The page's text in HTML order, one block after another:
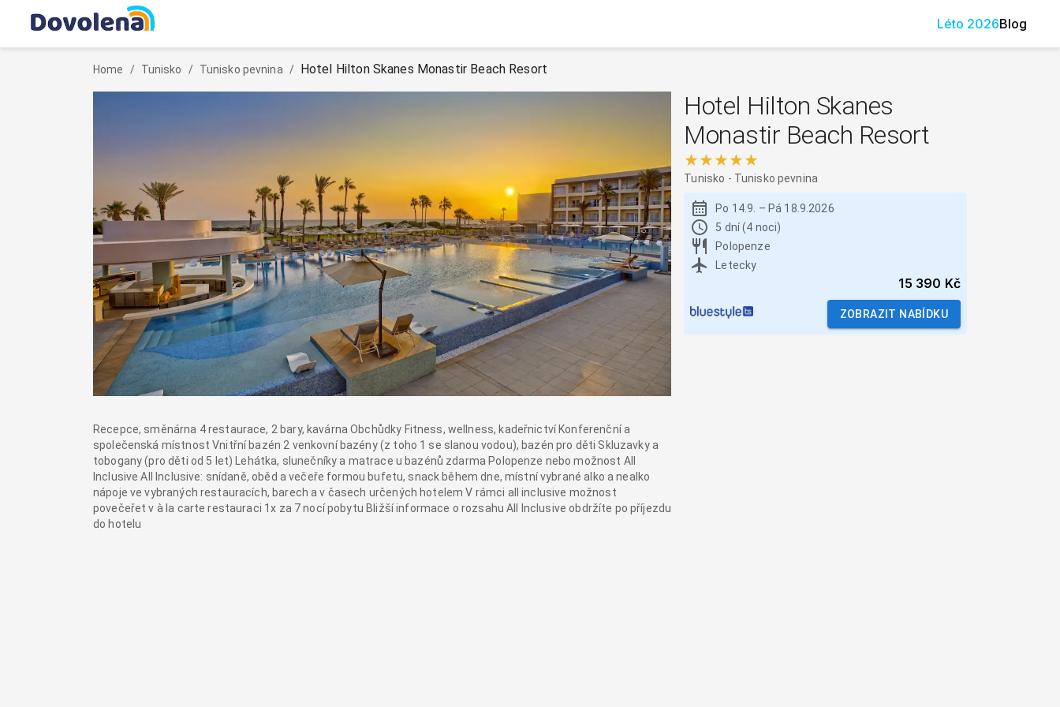
Léto 2026Blog
Home / Tunisko / Tunisko pevnina / Hotel Hilton Skanes Monastir Beach Resort
Recepce, směnárna 4 restaurace, 2 bary, kavárna Obchůdky Fitness, wellness, kadeřnictví Konferenční a
společenská místnost Vnitřní bazén 2 venkovní bazény (z toho 1 se slanou vodou), bazén pro děti Skluzavky a
tobogany (pro děti od 5 let) Lehátka, slunečníky a matrace u bazénů zdarma Polopenze nebo možnost All
Inclusive All Inclusive: snídaně, oběd a večeře formou bufetu, snack během dne, místní vybrané alko a nealko
nápoje ve vybraných restauracích, barech a v časech určených hotelem V rámci all inclusive možnost
povečeřet v à la carte restauraci 1x za 7 nocí pobytu Bližší informace o rozsahu All Inclusive obdržíte po příjezdu
do hotelu
Hotel Hilton Skanes
Monastir Beach Resort
★★★★★
Tunisko - Tunisko pevnina
Po 14.9. – Pá 18.9.2026
5 dní (4 noci)
Polopenze
Letecky
15 390 Kč
ZOBRAZIT NABÍDKU